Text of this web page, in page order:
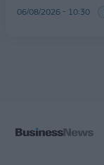
06/08/2026 - 10:30